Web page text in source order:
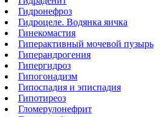
Гидронефроз
Гидроцеле. Водянка яичка
Гинекомастия
Гиперактивный мочевой пузырь
Гиперандрогения
Гипергидроз
Гипогонадизм
Гипоспадия и эписпадия
Гипотиреоз
Гломерулонефрит